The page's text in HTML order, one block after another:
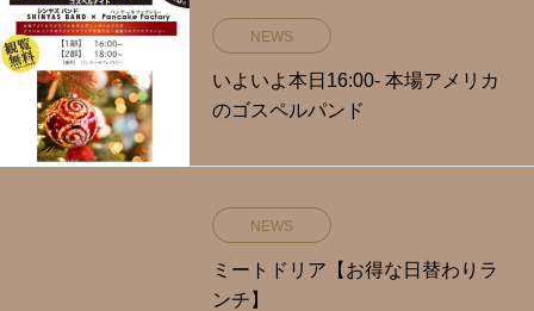
NEWS
いよいよ本日16:00- 本場アメリカ
のゴスペルパンド
NEWS
ミートドリア【お得な日替わりラ
ンチ】